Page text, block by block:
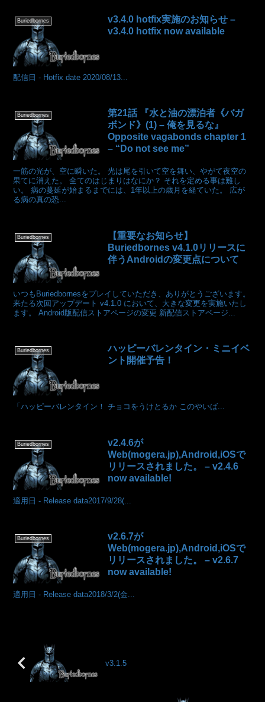
Buriedbornes
v3.4.0 hotfix実施のお知らせ –
v3.4.0 hotfix now available
配信日 - Hotfix date 2020/08/13...
Buriedbornes
第21話 『水と油の漂泊者《バガ
ボンド》(1) – 俺を見るな』
Opposite vagabonds chapter 1
– “Do not see me”
一筋の光が、空に瞬いた。 光は尾を引いて空を舞い、やがて夜空の
果てに消えた。 全てのはじまりはなにか？ それを定める事は難し
い。 病の蔓延が始まるまでには、1年以上の歳月を経ていた。 広が
る病の真の恐...
Buriedbornes
【重要なお知らせ】
Buriedbornes v4.1.0リリースに
伴うAndroidの変更点について
いつもBuriedbornesをプレイしていただき、ありがとうございます。
来たる次回アップデート v4.1.0 において、大きな変更を実施いたし
ます。 Android版配信ストアページの変更 新配信ストアページ...
Buriedbornes
ハッピーバレンタイン・ミニイベ
ント開催予告！
「ハッピーバレンタイン！ チョコをうけとるか このやいば...
Buriedbornes
v2.4.6が
Web(mogera.jp),Android,iOSで
リリースされました。 – v2.4.6
now available!
適用日 - Release data2017/9/28(...
Buriedbornes
v2.6.7が
Web(mogera.jp),Android,iOSで
リリースされました。 – v2.6.7
now available!
適用日 - Release data2018/3/2(金...
v3.1.5